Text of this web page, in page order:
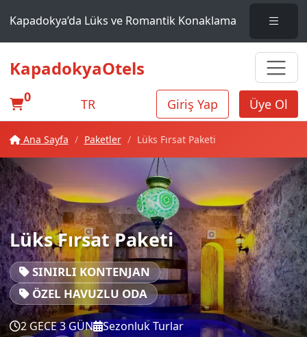
Kapadokya’da Lüks ve Romantik Konaklama
KapadokyaOtels
0 TR Giriş Yap Üye Ol
Ana Sayfa Paketler Lüks Fırsat Paketi
Lüks Fırsat Paketi
SINIRLI KONTENJAN
ÖZEL HAVUZLU ODA
2 GECE 3 GÜN Sezonluk Turlar